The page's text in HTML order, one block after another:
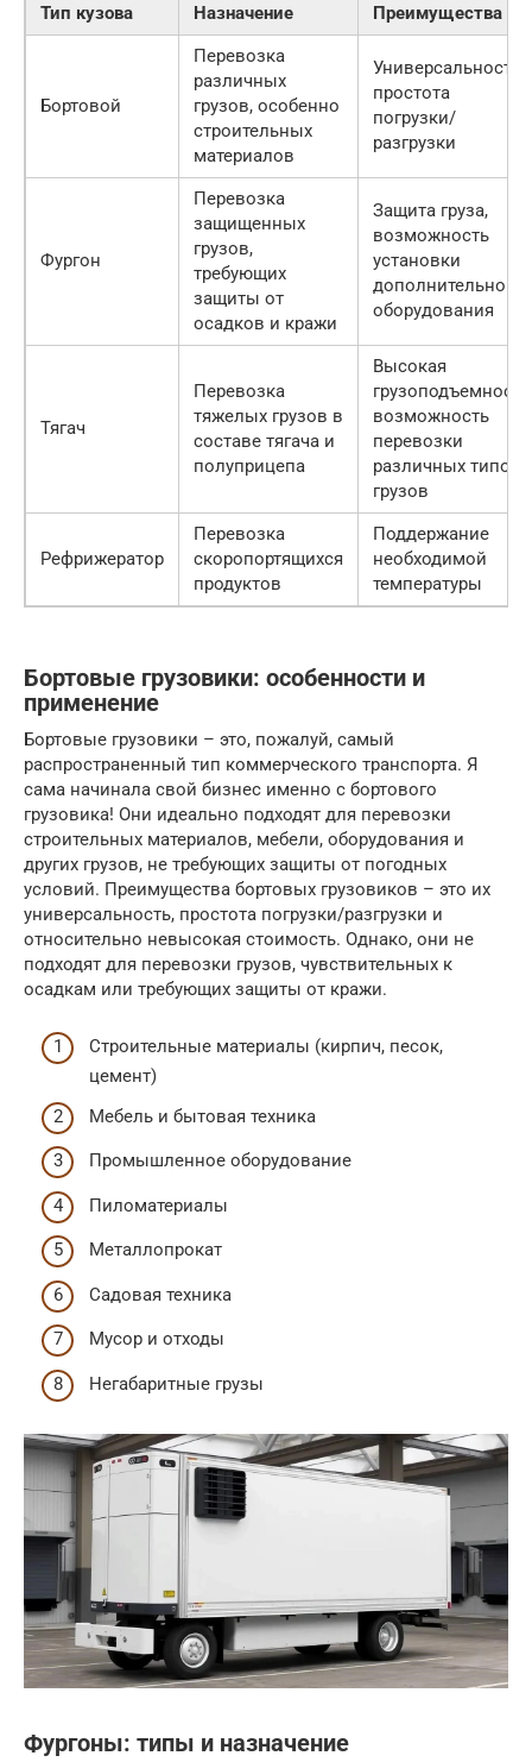
Тип кузова Назначение Преимущества
Бортовой
Перевозка
различных
грузов, особенно
строительных
материалов
Универсальность,
простота
погрузки/
разгрузки
Фургон
Перевозка
защищенных
грузов,
требующих
защиты от
осадков и кражи
Защита груза,
возможность
установки
дополнительного
оборудования
Тягач
Перевозка
тяжелых грузов в
составе тягача и
полуприцепа
Высокая
возможность
перевозки
различных типов
грузов
Рефрижератор
Перевозка
скоропортящихся
продуктов
Поддержание
необходимой
температуры
Бортовые грузовики: особенности и
применение
Бортовые грузовики – это, пожалуй, самый
распространенный тип коммерческого транспорта. Я
сама начинала свой бизнес именно с бортового
грузовика! Они идеально подходят для перевозки
строительных материалов, мебели, оборудования и
других грузов, не требующих защиты от погодных
условий. Преимущества бортовых грузовиков – это их
универсальность, простота погрузки/разгрузки и
относительно невысокая стоимость. Однако, они не
подходят для перевозки грузов, чувствительных к
осадкам или требующих защиты от кражи.
Строительные материалы (кирпич, песок,
цемент)
Мебель и бытовая техника
Промышленное оборудование
Пиломатериалы
Металлопрокат
Садовая техника
Мусор и отходы
Негабаритные грузы
Фургоны: типы и назначение